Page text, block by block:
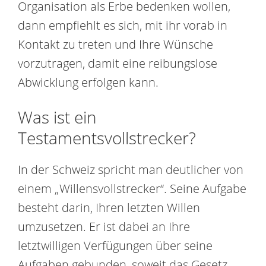
Organisation als Erbe bedenken wollen,
dann empfiehlt es sich, mit ihr vorab in
Kontakt zu treten und Ihre Wünsche
vorzutragen, damit eine reibungslose
Abwicklung erfolgen kann.
Was ist ein
Testamentsvollstrecker?
In der Schweiz spricht man deutlicher von
einem „Willensvollstrecker“. Seine Aufgabe
besteht darin, Ihren letzten Willen
umzusetzen. Er ist dabei an Ihre
letztwilligen Verfügungen über seine